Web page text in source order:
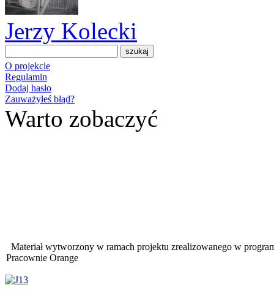
Jerzy Kolecki
O projekcie
Regulamin
Dodaj hasło
Zauważyłeś błąd?
Warto zobaczyć
Materiał wytworzony w ramach projektu zrealizowanego w
Pracownie Orange